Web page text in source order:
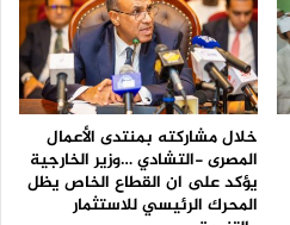
خلال مشاركته بمنتدى الأعمال
المصرى -التشادي …وزير الخارجية
يؤكد على ان القطاع الخاص يظل
المحرك الرئيسي للاستثمار